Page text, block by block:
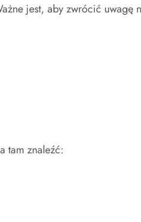
jest, aby zwrócić uwagę
tam znaleźć: